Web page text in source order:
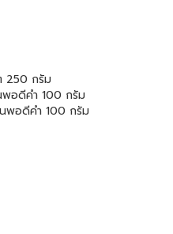
250 กรัม
พอดีคำ 100 กรัม
พอดีคำ 100 กรัม